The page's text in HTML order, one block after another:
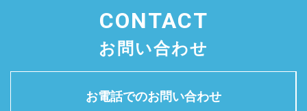
CONTACT
お問い合わせ
お電話でのお問い合わせ